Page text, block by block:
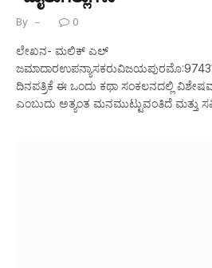
By 0
ಲೇಖನ- ಮಲಿಕ್ ಎಲ್
ದಿನಪತ್ರಿಕೆ ಈ ಒಂದು ಕಥಾ ಸಂಕಲನದಲ್ಲಿ
ಎಂಬುದು ಅತ್ಯಂತ ಮನಮುಟ್ಟುವಂತಿದೆ